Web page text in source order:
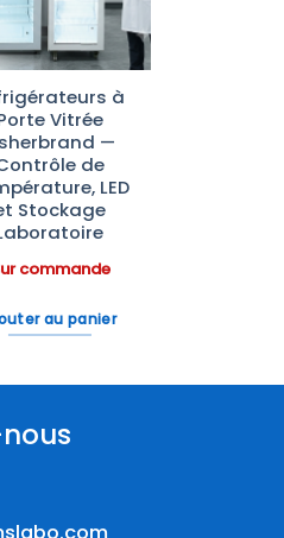
à
Vitrée
—
de
LED
Stockage
commande
au panier